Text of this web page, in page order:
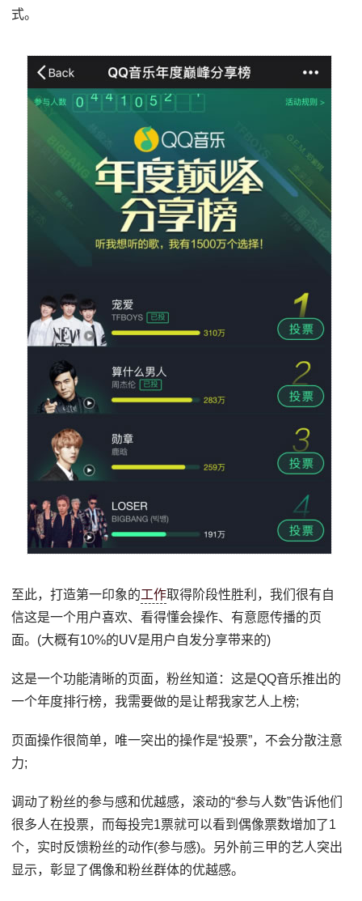
式。
至此，打造第一印象的工作取得阶段性胜利，我们很有自
信这是一个用户喜欢、看得懂会操作、有意愿传播的页
面。(大概有10%的UV是用户自发分享带来的)
这是一个功能清晰的页面，粉丝知道：这是QQ音乐推出的
一个年度排行榜，我需要做的是让帮我家艺人上榜;
页面操作很简单，唯一突出的操作是“投票”，不会分散注意
力;
调动了粉丝的参与感和优越感，滚动的“参与人数”告诉他们
很多人在投票，而每投完1票就可以看到偶像票数增加了1
个，实时反馈粉丝的动作(参与感)。另外前三甲的艺人突出
显示，彰显了偶像和粉丝群体的优越感。